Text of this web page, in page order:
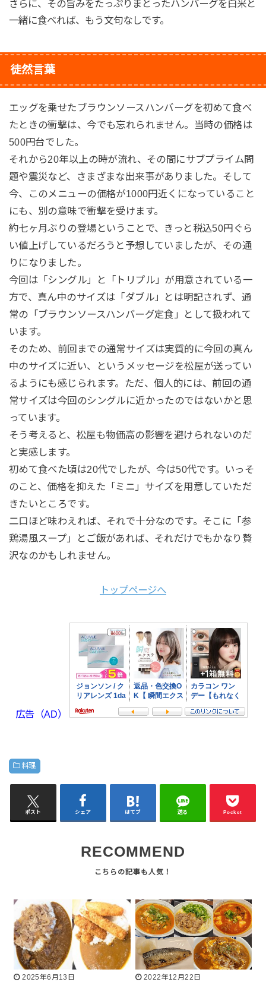
さらに、その旨みをたっぷりまとったハンバーグを白米と
一緒に食べれば、もう文句なしです。
徒然言葉
エッグを乗せたブラウンソースハンバーグを初めて食べ
たときの衝撃は、今でも忘れられません。当時の価格は
500円台でした。
それから20年以上の時が流れ、その間にサブプライム問
題や震災など、さまざまな出来事がありました。そして
今、このメニューの価格が1000円近くになっていること
にも、別の意味で衝撃を受けます。
約七ヶ月ぶりの登場ということで、きっと税込50円ぐら
い値上げしているだろうと予想していましたが、その通
りになりました。
今回は「シングル」と「トリプル」が用意されている一
方で、真ん中のサイズは「ダブル」とは明記されず、通
常の「ブラウンソースハンバーグ定食」として扱われて
います。
そのため、前回までの通常サイズは実質的に今回の真ん
中のサイズに近い、というメッセージを松屋が送ってい
るようにも感じられます。ただ、個人的には、前回の通
常サイズは今回のシングルに近かったのではないかと思
っています。
そう考えると、松屋も物価高の影響を避けられないのだ
と実感します。
初めて食べた頃は20代でしたが、今は50代です。いっそ
のこと、価格を抑えた「ミニ」サイズを用意していただ
きたいところです。
二口ほど味わえれば、それで十分なのです。そこに「参
鶏湯風スープ」とご飯があれば、それだけでもかなり贅
沢なのかもしれません。
トップページへ
広告（AD）
料理
ポスト シェア はてブ 送る Pocket
RECOMMEND
2025年6月13日
2022年12月22日